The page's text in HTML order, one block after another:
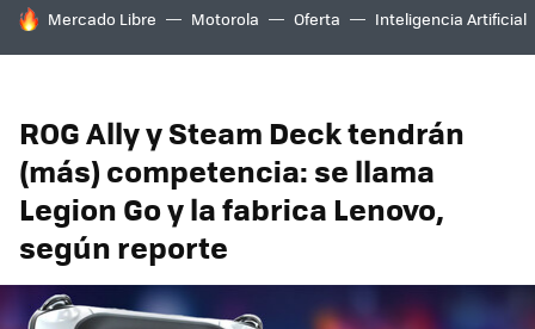
HOY SE HABLA DE
Mercado Libre Motorola Oferta Inteligencia Artificial
ROG Ally y Steam Deck tendrán
(más) competencia: se llama
Legion Go y la fabrica Lenovo,
según reporte